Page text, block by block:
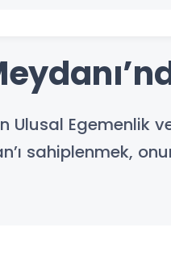
Ulusal Egemenlik
sahiplenmek,